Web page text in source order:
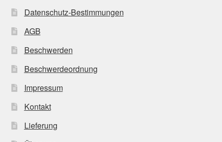
Datenschutz-Bestimmungen
AGB
Beschwerden
Beschwerdeordnung
Impressum
Kontakt
Lieferung